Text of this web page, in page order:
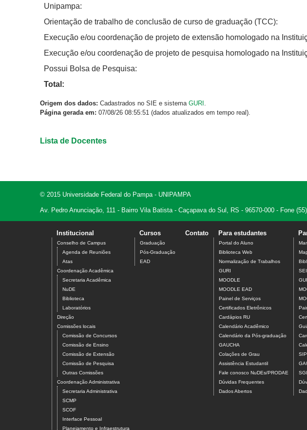
Unipampa:
Orientação de trabalho de conclusão de curso de graduação (TCC):
Execução e/ou coordenação de projeto de extensão homologado na
Execução e/ou coordenação de projeto de pesquisa homologado na
Possui Bolsa de Pesquisa:
Total:
Origem dos dados: Cadastrados no SIE e sistema GURI
Página gerada em: 07/08/26 08:55:51 (dados atualizados em tempo real).
Lista de Docentes
© 2015 Universidade Federal do Pampa - UNIPAMPA
Av. Pedro Anunciação, 111 - Bairro Vila Batista - Caçapava do Sul, RS - 96570-000 - Fone
Institucional
Conselho de Campus
Agenda de Reuniões
Atas
Coordenação Acadêmica
Secretaria Acadêmica
NuDE
Biblioteca
Laboratórios
Direção
Comissões locais
Comissão de Concursos
Comissão de Ensino
Comissão de Extensão
Comissão de Pesquisa
Outras Comissões
Coordenação Administrativa
Secretaria Administrativa
SCMP
SCOF
Interface Pessoal
Planejamento e Infraestrutura
Cursos
Graduação
Pós-Graduação
EAD
Contato Para estudantes
Portal do Aluno
Biblioteca Web
Normalização de Trabalhos
GURI
MOODLE
MOODLE EAD
Painel de Serviços
Certificados Eletrônicos
Cardápios RU
Calendário Acadêmico
Calendário da Pós-graduação
GAUCHA
Colações de Grau
Assistência Estudantil
Fale conosco NuDEs/PRODAE
Dúvidas Frequentes
Dados Abertos
SEI
SGI